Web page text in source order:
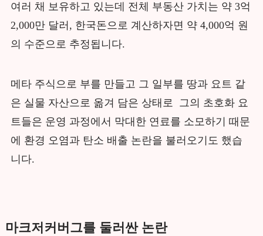
여러 채 보유하고 있는데 전체 부동산 가치는 약 3억
2,000만 달러, 한국돈으로 계산하자면 약 4,000억 원
의 수준으로 추정됩니다.
메타 주식으로 부를 만들고 그 일부를 땅과 요트 같
은 실물 자산으로 옮겨 담은 상태로 그의 초호화 요
트들은 운영 과정에서 막대한 연료를 소모하기 때문
에 환경 오염과 탄소 배출 논란을 불러오기도 했습
니다.
마크저커버그를 둘러싼 논란